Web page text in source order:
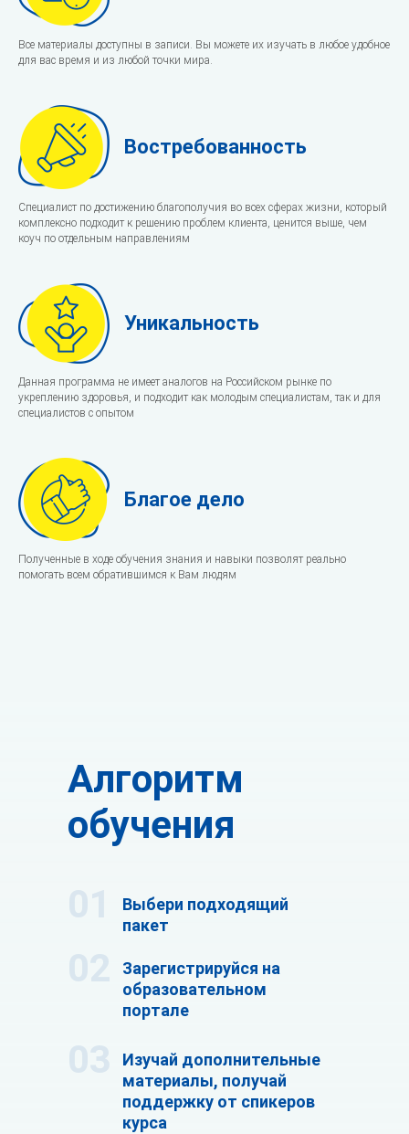
Все материалы доступны в записи. Вы можете их изучать в любое удобное
для вас время и из любой точки мира.
Востребованность
Специалист по достижению благополучия во всех сферах жизни, который
комплексно подходит к решению проблем клиента, ценится выше, чем
коуч по отдельным направлениям
Уникальность
Данная программа не имеет аналогов на Российском рынке по
укреплению здоровья, и подходит как молодым специалистам, так и для
специалистов с опытом
Благое дело
Полученные в ходе обучения знания и навыки позволят реально
помогать всем обратившимся к Вам людям
Алгоритм
обучения
01
Выбери подходящий
пакет
02
Зарегистрируйся на
образовательном
портале
03
Изучай дополнительные
материалы, получай
поддержку от спикеров
курса